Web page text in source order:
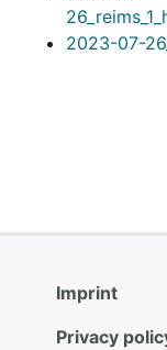
2023-07-
Imprint
Privacy